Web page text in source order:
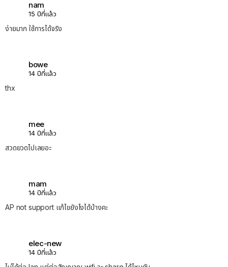
nam
15 ปีที่แล้ว
ง่ายมาก ใช้การได้จริง
bowe
14 ปีที่แล้ว
thx
mee
14 ปีที่แล้ว
สวดยวดไปเลยอะ
mam
14 ปีที่แล้ว
AP not support แก้ไขยังไงได้บ้างคะ
elec-new
14 ปีที่แล้ว